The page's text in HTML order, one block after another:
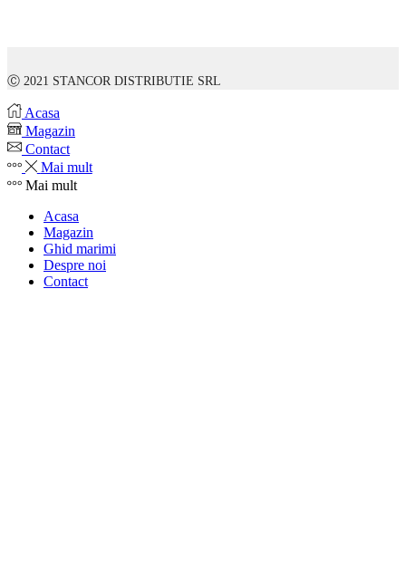
Ⓒ 2021 STANCOR DISTRIBUTIE SRL
Acasa
Magazin
Contact
Mai mult
Mai mult
Acasa
Magazin
Ghid marimi
Despre noi
Contact